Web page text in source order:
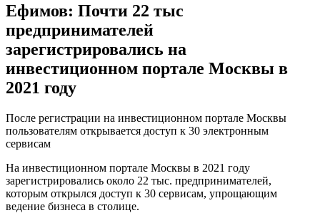
Ефимов: Почти 22 тыс
предпринимателей
зарегистрировались на
инвестиционном портале Москвы в
2021 году
После регистрации на инвестиционном портале Москвы
пользователям открывается доступ к 30 электронным
сервисам
На инвестиционном портале Москвы в 2021 году
зарегистрировались около 22 тыс. предпринимателей,
которым открылся доступ к 30 сервисам, упрощающим
ведение бизнеса в столице.